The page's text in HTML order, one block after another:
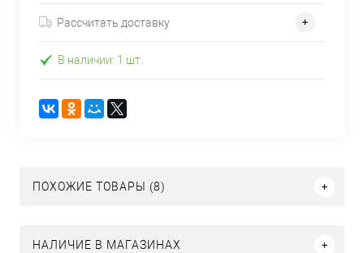
Рассчитать доставку
В наличии: 1 шт.
ПОХОЖИЕ ТОВАРЫ (8)
НАЛИЧИЕ В МАГАЗИНАХ